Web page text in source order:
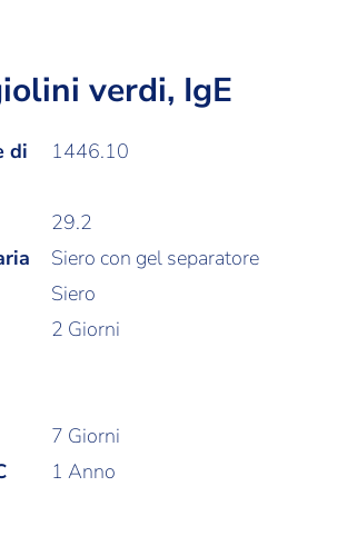
verdi, IgE
di
1446.10
29.2
Siero con gel separatore
Siero
2 Giorni
7 Giorni
1 Anno